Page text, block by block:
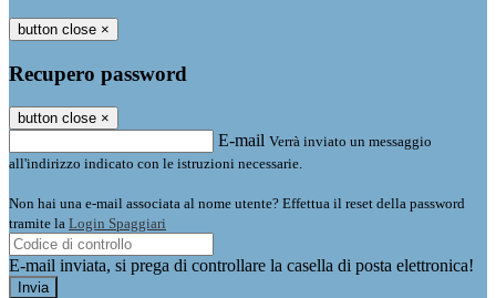
button close ×
Recupero password
button close ×
E-mail Verrà inviato un messaggio
all'indirizzo indicato con le istruzioni necessarie.
Non hai una e-mail associata al nome utente? Effettua il reset della password
tramite la Login Spaggiari
E-mail inviata, si prega di controllare la casella di posta elettronica!